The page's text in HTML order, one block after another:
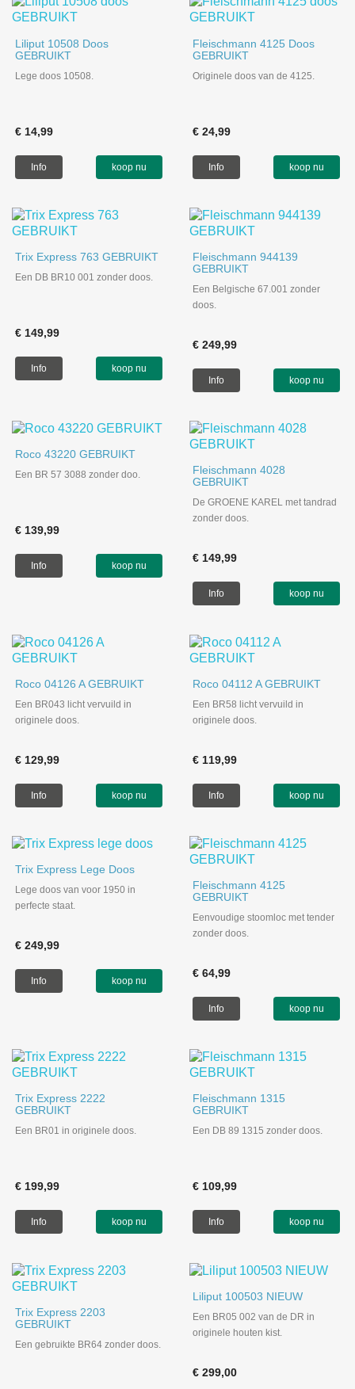
Liliput 10508 Doos
GEBRUIKT
Lege doos 10508.
€ 14,99
Info koop nu
Fleischmann 4125 Doos
GEBRUIKT
Originele doos van de 4125.
€ 24,99
Info koop nu
Trix Express 763 GEBRUIKT
Een DB BR10 001 zonder doos.
€ 149,99
Info koop nu
Fleischmann 944139
GEBRUIKT
Een Belgische 67.001 zonder
doos.
€ 249,99
Info koop nu
Roco 43220 GEBRUIKT
Een BR 57 3088 zonder doo.
€ 139,99
Info koop nu
Fleischmann 4028
GEBRUIKT
De GROENE KAREL met tandrad
zonder doos.
€ 149,99
Info koop nu
Roco 04126 A GEBRUIKT
Een BR043 licht vervuild in
originele doos.
€ 129,99
Info koop nu
Roco 04112 A GEBRUIKT
Een BR58 licht vervuild in
originele doos.
€ 119,99
Info koop nu
Trix Express Lege Doos
Lege doos van voor 1950 in
perfecte staat.
€ 249,99
Info koop nu
Fleischmann 4125
GEBRUIKT
Eenvoudige stoomloc met tender
zonder doos.
€ 64,99
Info koop nu
Trix Express 2222
GEBRUIKT
Een BR01 in originele doos.
€ 199,99
Info koop nu
Fleischmann 1315
GEBRUIKT
Een DB 89 1315 zonder doos.
€ 109,99
Info koop nu
Trix Express 2203
GEBRUIKT
Een gebruikte BR64 zonder doos.
Liliput 100503 NIEUW
Een BR05 002 van de DR in
originele houten kist.
€ 299,00